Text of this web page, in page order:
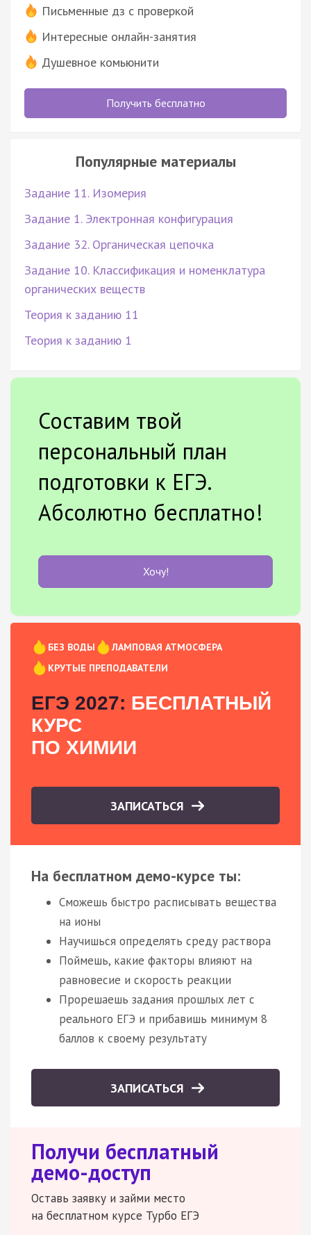
Письменные дз с проверкой
Интересные онлайн-занятия
Душевное комьюнити
Получить бесплатно
Популярные материалы
Задание 11. Изомерия
Задание 1. Электронная конфигурация
Задание 32. Органическая цепочка
Задание 10. Классификация и номенклатура
органических веществ
Теория к заданию 11
Теория к заданию 1
Составим твой
персональный план
подготовки к ЕГЭ.
Абсолютно бесплатно!
Хочу!
БЕЗ ВОДЫ
ЛАМПОВАЯ АТМОСФЕРА
КРУТЫЕ ПРЕПОДАВАТЕЛИ
ЕГЭ 2027: БЕСПЛАТНЫЙ
КУРС
ПО ХИМИИ
ЗАПИСАТЬСЯ
На бесплатном демо-курсе ты:
Сможешь быстро расписывать вещества
на ионы
Научишься определять среду раствора
Поймешь, какие факторы влияют на
равновесие и скорость реакции
Прорешаешь задания прошлых лет с
реального ЕГЭ и прибавишь минимум 8
баллов к своему результату
ЗАПИСАТЬСЯ
Получи бесплатный
демо-доступ
Оставь заявку и займи место
на бесплатном курсе Турбо ЕГЭ